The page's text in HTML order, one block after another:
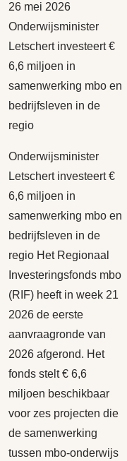
26 mei 2026
Onderwijsminister
Letschert investeert €
6,6 miljoen in
samenwerking mbo en
bedrijfsleven in de
regio
Onderwijsminister
Letschert investeert €
6,6 miljoen in
samenwerking mbo en
bedrijfsleven in de
regio Het Regionaal
Investeringsfonds mbo
(RIF) heeft in week 21
2026 de eerste
aanvraagronde van
2026 afgerond. Het
fonds stelt € 6,6
miljoen beschikbaar
voor zes projecten die
de samenwerking
tussen mbo-onderwijs